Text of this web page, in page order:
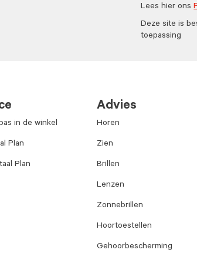
Lees hier ons
Deze site is
toepassing
in de winkel
Plan
Plan
Advies
Horen
Zien
Brillen
Lenzen
Zonnebrillen
Hoortoestellen
Gehoorbescherming